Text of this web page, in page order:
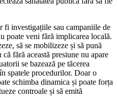
fi investigațiile sau campaniile de
poate veni fără implicarea locală.
să se mobilizeze și să pună
fără această presiune nu apare
se bazează pe tăcerea
spatele procedurilor. Doar o
schimba dinamica și poate forța
controale și să emită